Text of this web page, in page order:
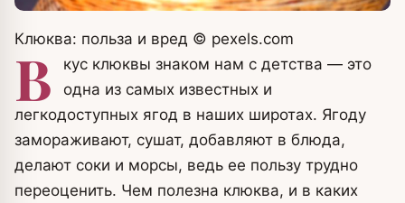
Клюква: польза и вред © pexels.com
В
кус клюквы знаком нам с детства — это
одна из самых известных и
легкодоступных ягод в наших широтах. Ягоду
замораживают, сушат, добавляют в блюда,
делают соки и морсы, ведь ее пользу трудно
переоценить. Чем полезна клюква, и в каких